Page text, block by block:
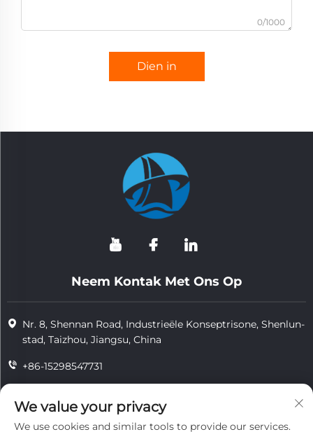
0/1000
Dien in
Neem Kontak Met Ons Op
Nr. 8, Shennan Road, Industrieële Konseptrisone, Shenlun-
stad, Taizhou, Jiangsu, China
+86-15298547731
[email protected]
We value your privacy
We use cookies and similar tools to provide our services.